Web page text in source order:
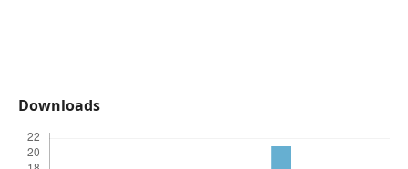
Downloads